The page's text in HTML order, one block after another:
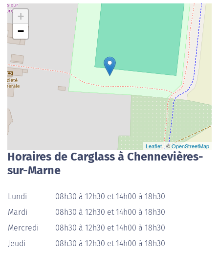
+
−
Leaflet| ©OpenStreetMap
Horaires de Carglass à Chennevières-
sur-Marne
Lundi
08h30 à 12h30 et 14h00 à 18h30
Mardi
08h30 à 12h30 et 14h00 à 18h30
Mercredi
08h30 à 12h30 et 14h00 à 18h30
Jeudi
08h30 à 12h30 et 14h00 à 18h30